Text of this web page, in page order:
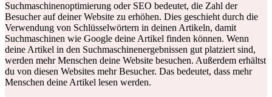
Suchmaschinenoptimierung oder SEO bedeutet, die Zahl der
Besucher auf deiner Website zu erhöhen. Dies geschieht durch die
Verwendung von Schlüsselwörtern in deinen Artikeln, damit
Suchmaschinen wie Google deine Artikel finden können. Wenn
deine Artikel in den Suchmaschinenergebnissen gut platziert sind,
werden mehr Menschen deine Website besuchen. Außerdem erhältst
du von diesen Websites mehr Besucher. Das bedeutet, dass mehr
Menschen deine Artikel lesen werden.